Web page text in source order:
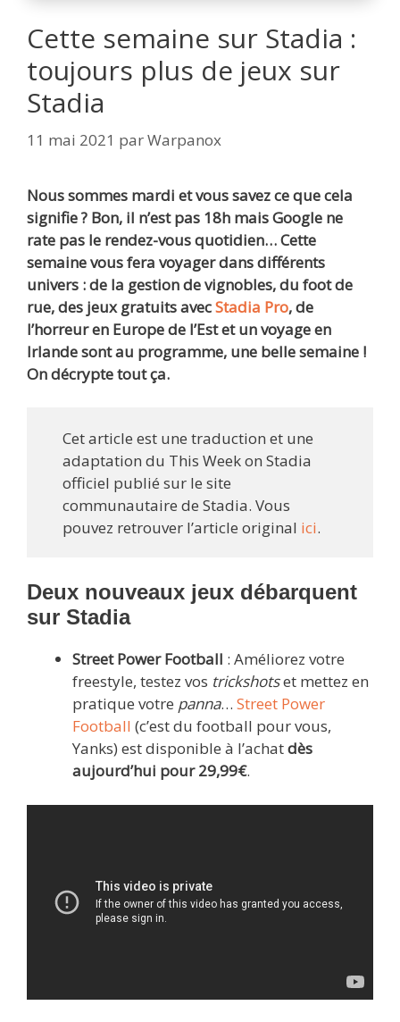
Cette semaine sur Stadia :
toujours plus de jeux sur
Stadia
11 mai 2021 parWarpanox
Nous sommes mardi et vous savez ce que cela
signifie ? Bon, il n’est pas 18h mais Google ne
rate pas le rendez-vous quotidien… Cette
semaine vous fera voyager dans différents
univers : de la gestion de vignobles, du foot de
rue, des jeux gratuits avecStadia Pro, de
l’horreur en Europe de l’Est et un voyage en
Irlande sont au programme, une belle semaine !
On décrypte tout ça.
Cet article est une traduction et une
adaptation du This Week on Stadia
officiel publié sur le site
communautaire de Stadia. Vous
pouvez retrouver l’article original ici.
Deux nouveaux jeux débarquent
sur Stadia
Street Power Football : Améliorez votre
freestyle, testez vos trickshotset mettez en
pratique votre panna… Street Power
Football (c’est du football pour vous,
Yanks) est disponible à l’achatdès
aujourd’hui pour 29,99€.